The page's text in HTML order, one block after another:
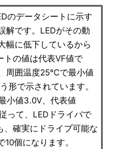
のデータシートに示す
解です。LEDがその動
幅に低下しているから
トの値は代表VF値で
周囲温度25℃で最小値
形で示されています。
小値3.0V、代表値
って、LEDドライバで
、確実にドライブ可能な
個になります。